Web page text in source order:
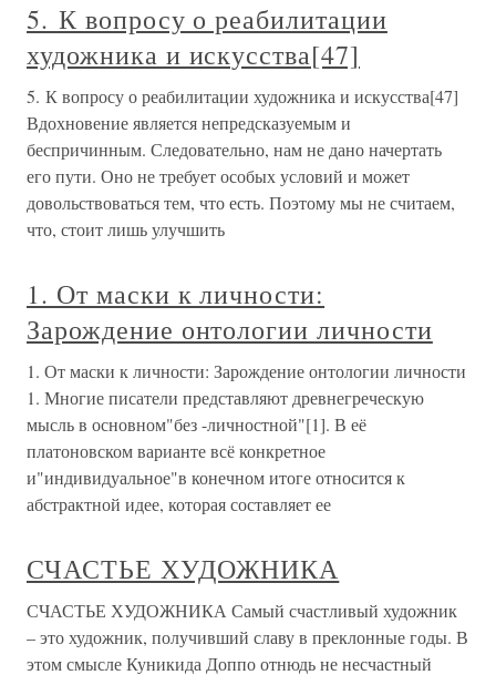
5. К вопросу о реабилитации
художника и искусства[47]
5. К вопросу о реабилитации художника и искусства[47]
Вдохновение является непредсказуемым и
беспричинным. Следовательно, нам не дано начертать
его пути. Оно не требует особых условий и может
довольствоваться тем, что есть. Поэтому мы не считаем,
что, стоит лишь улучшить
1. От маски к личности:
Зарождение онтологии личности
1. От маски к личности: Зарождение онтологии личности
1. Многие писатели представляют древнегреческую
мысль в основном"без -личностной"[1]. В её
платоновском варианте всё конкретное
и"индивидуальное"в конечном итоге относится к
абстрактной идее, которая составляет ее
СЧАСТЬЕ ХУДОЖНИКА
СЧАСТЬЕ ХУДОЖНИКА Самый счастливый художник
– это художник, получивший славу в преклонные годы. В
этом смысле Куникида Доппо отнюдь не несчастный